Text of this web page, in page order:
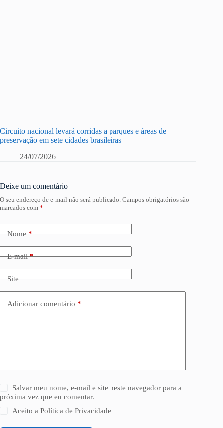
Circuito nacional levará corridas a parques e áreas de
preservação em sete cidades brasileiras
24/07/2026
Deixe um comentário
O seu endereço de e-mail não será publicado. Campos obrigatórios são
marcados com *
Nome*
E-mail*
Site
Adicionar comentário *
Salvar meu nome, e-mail e site neste navegador para a
próxima vez que eu comentar.
Aceito aPolítica de Privacidade